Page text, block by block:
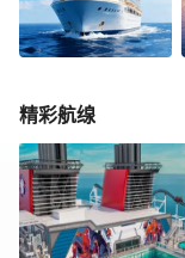
精彩航缐